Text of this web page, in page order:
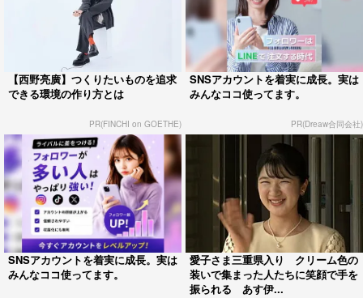
【西野亮廣】つくりたいものを追求
できる環境の作り方とは
PR(FINCHI on GOETHE)
SNSアカウントを着実に成長。実は
みんなココ使ってます。
PR(Dreaw合同会社)
SNSアカウントを着実に成長。実は
みんなココ使ってます。
愛子さま三重県入り クリーム色の
装いで集まった人たちに笑顔で手を
振られる あす伊...